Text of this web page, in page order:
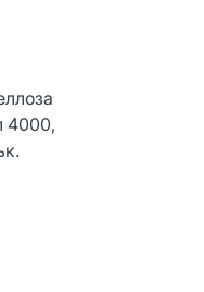
4000,